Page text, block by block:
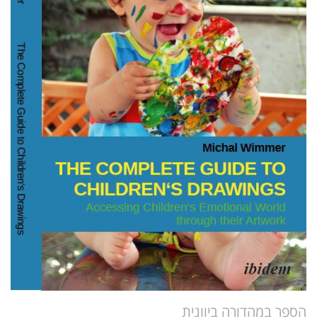
הספר במהדורה ביוונית